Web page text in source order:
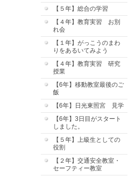
【５年】総合の学習
【４年】教育実習 お別
れ会
【１年】がっこうのまわ
りをあるいてみよう
【４年】教育実習 研究
授業
【6年】移動教室最後のご
飯
【6年】日光東照宮 見学
【6年】3日目がスタート
しました。
【５年】上級生としての
役割
【２年】交通安全教室・
セーフティー教室